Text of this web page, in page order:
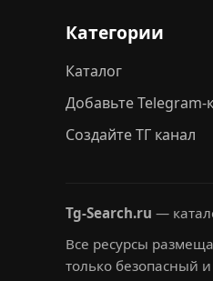
Категории
Каталог
Добавьте Telegram-
Создайте ТГ канал
Tg-Search.ru —
Все ресурсы
только безопасный